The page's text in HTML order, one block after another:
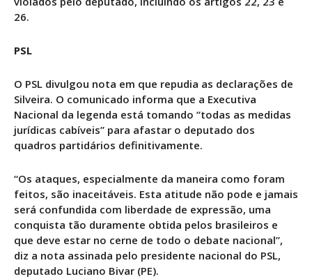
26.
PSL
O PSL divulgou nota em que repudia as declarações de
Silveira. O comunicado informa que a Executiva
Nacional da legenda está tomando “todas as medidas
jurídicas cabíveis” para afastar o deputado dos
quadros partidários definitivamente.
“Os ataques, especialmente da maneira como foram
feitos, são inaceitáveis. Esta atitude não pode e jamais
será confundida com liberdade de expressão, uma
conquista tão duramente obtida pelos brasileiros e
que deve estar no cerne de todo o debate nacional”,
diz a nota assinada pelo presidente nacional do PSL,
deputado Luciano Bivar (PE).